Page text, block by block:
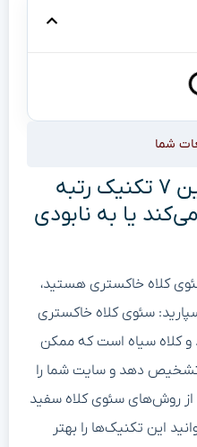
شما
رازهای ناگفته سئو: این ۷ تکنیک رتبه
یا به نابودی
کلاه خاکستری هستید،
سئوی کلاه خاکستری
و کلاه سیاه است که ممکن
تشخیص دهد و سایت شما را
از روش‌های سئوی کلاه سفید
این تکنیک‌ها را بهتر